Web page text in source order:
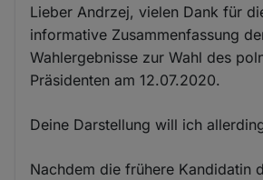
Lieber Andrzej, vielen Dank für
informative Zusammenfassung
Wahlergebnisse zur Wahl des
Präsidenten am 12.07.2020.
Deine Darstellung will ich
Nachdem die frühere Kandidatin